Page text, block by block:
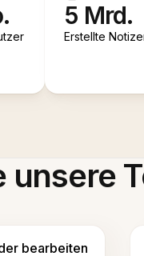
5 Mrd.
Erstellte
unsere
bearbeiten